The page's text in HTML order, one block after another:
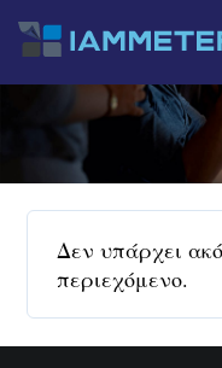
Προϊόντα
Split-phase
(WEM2067)
Δεν υπάρχει
περιεχόμενο.